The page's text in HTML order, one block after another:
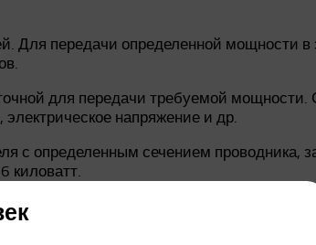
Для передачи определенной мощности в
для передачи требуемой мощности.
напряжение и др.
с определенным сечением проводника,
киловатт.
случае, возникают потери мощности в
потребления энергии в